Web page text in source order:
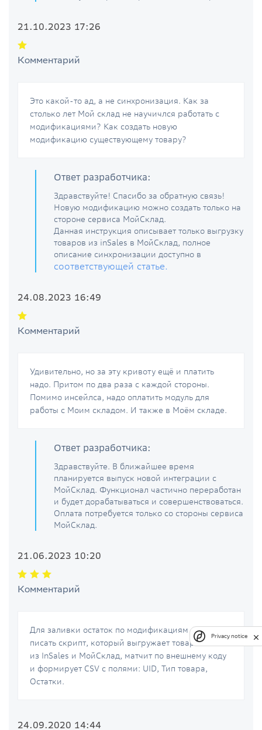
21.10.2023 17:26
Комментарий
Это какой-то ад, а не синхронизация. Как за
столько лет Мой склад не научичлся работать с
модификациями? Как создать новую
модификацию существующему товару?
Ответ разработчика:
Здравствуйте! Спасибо за обратную связь!
Новую модификацию можно создать только на
стороне сервиса МойСклад.
Данная инструкция описывает только выгрузку
товаров из inSales в МойСклад, полное
описание синхронизации доступно в
соответствующей статье.
24.08.2023 16:49
Комментарий
Удивительно, но за эту кривоту ещё и платить
надо. Притом по два раза с каждой стороны.
Помимо инсейлса, надо оплатить модуль для
работы с Моим складом. И также в Моём складе.
Ответ разработчика:
Здравствуйте. В ближайшее время
планируется выпуск новой интеграции с
МойСклад. Функционал частично переработан
и будет дорабатываться и совершенствоваться.
Оплата потребуется только со стороны сервиса
МойСклад.
21.06.2023 10:20
Комментарий
Для заливки остаток по модификациям пришлось
писать скрипт, который выгружает товары по API
из InSales и МойСклад, матчит по внешнему коду
и формирует CSV с полями: UID, Тип товара,
Остатки.
24.09.2020 14:44
Privacy notice